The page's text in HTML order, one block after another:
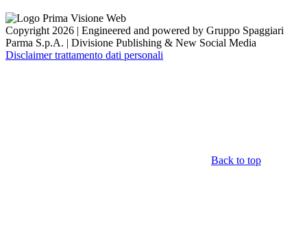
Copyright 2026 | Engineered and powered by Gruppo Spaggiari
Parma S.p.A. | Divisione Publishing & New Social Media
Disclaimer trattamento dati personali
Back to top